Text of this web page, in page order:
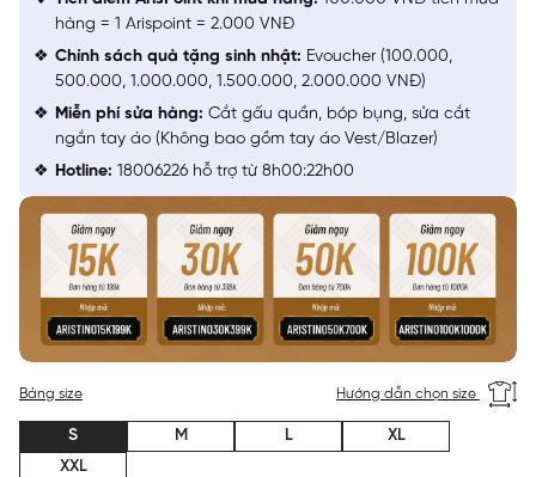
Bảng size Hướng dẫn chọn size
S M L
XL
XXL
hàng = 1 Arispoint = 2.000 VNĐ
Chính sách quà tặng sinh nhật: Evoucher (100.000,
500.000, 1.000.000, 1.500.000, 2.000.000 VNĐ)
Miễn phí sửa hàng: Cắt gấu quần, bóp bụng, sửa cắt
ngắn tay áo (Không bao gồm tay áo Vest/Blazer)
Hotline: 18006226 hỗ trợ từ 8h00:22h00